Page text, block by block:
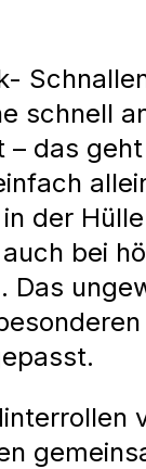
schnell
– das
der
bei
Das